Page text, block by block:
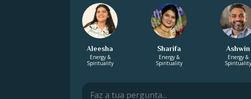
Aleesha
Energy &
Spirituality
Sharifa
Energy &
Spirituality
Ashwin
Energy &
Spirituality